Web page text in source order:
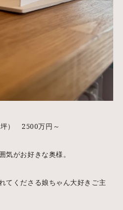
） 2500万円～
気がお好きな奥様。
てくださる娘ちゃん大好きご主